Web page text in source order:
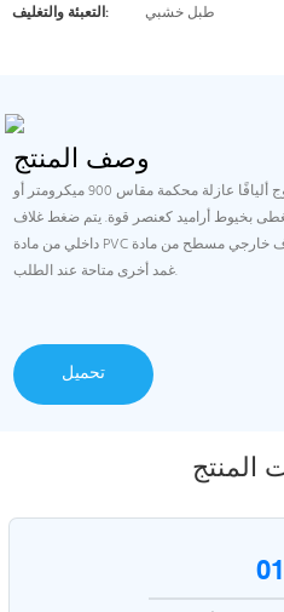
التعبئة والتغليف:
طبل خشبي
وصف المنتج
يستخدم الكابل البصري المسطح المزدوج أليافًا عازلة محكمة مقاس 900 ميكرومتر أو
بخيوط أراميد كعنصر قوة. يتم ضغط غلاف
داخلي من مادة PVC على كل ألياف، ثم يتم ضغط غلاف خارجي مسطح من مادة PVC. مواد
غمد أخرى متاحة عند الطلب.
تحميل
المنتج
01